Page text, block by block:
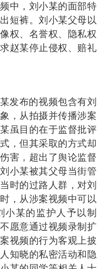
中，刘小某的面部特
短裤。刘小某父母以
权、名誉权、隐私权
赵某停止侵权、赔礼
发布的视频包含有刘
，从拍摄并传播涉案
虽目的在于监督批评
，但其采取的方式却
害，超出了舆论监督
小某被其父母当街管
时的过路人群，对刘
，从涉案视频中可以
小某的监护人予以制
愿意通过视频录制扩
视频的行为客观上披
知晓的私密活动和隐